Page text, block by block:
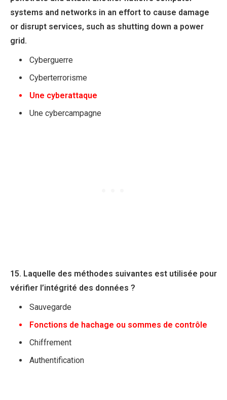
systems and networks in an effort to cause damage
or disrupt services, such as shutting down a power
grid.
Cyberguerre
Cyberterrorisme
Une cyberattaque
Une cybercampagne
15. Laquelle des méthodes suivantes est utilisée pour
vérifier l’intégrité des données ?
Sauvegarde
Fonctions de hachage ou sommes de contrôle
Chiffrement
Authentification